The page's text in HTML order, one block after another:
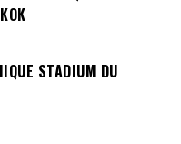
STADIUM DU